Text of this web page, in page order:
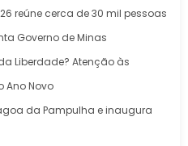
reúne cerca de 30 mil pessoas
Governo de Minas
Liberdade? Atenção às
Ano Novo
da Pampulha e inaugura